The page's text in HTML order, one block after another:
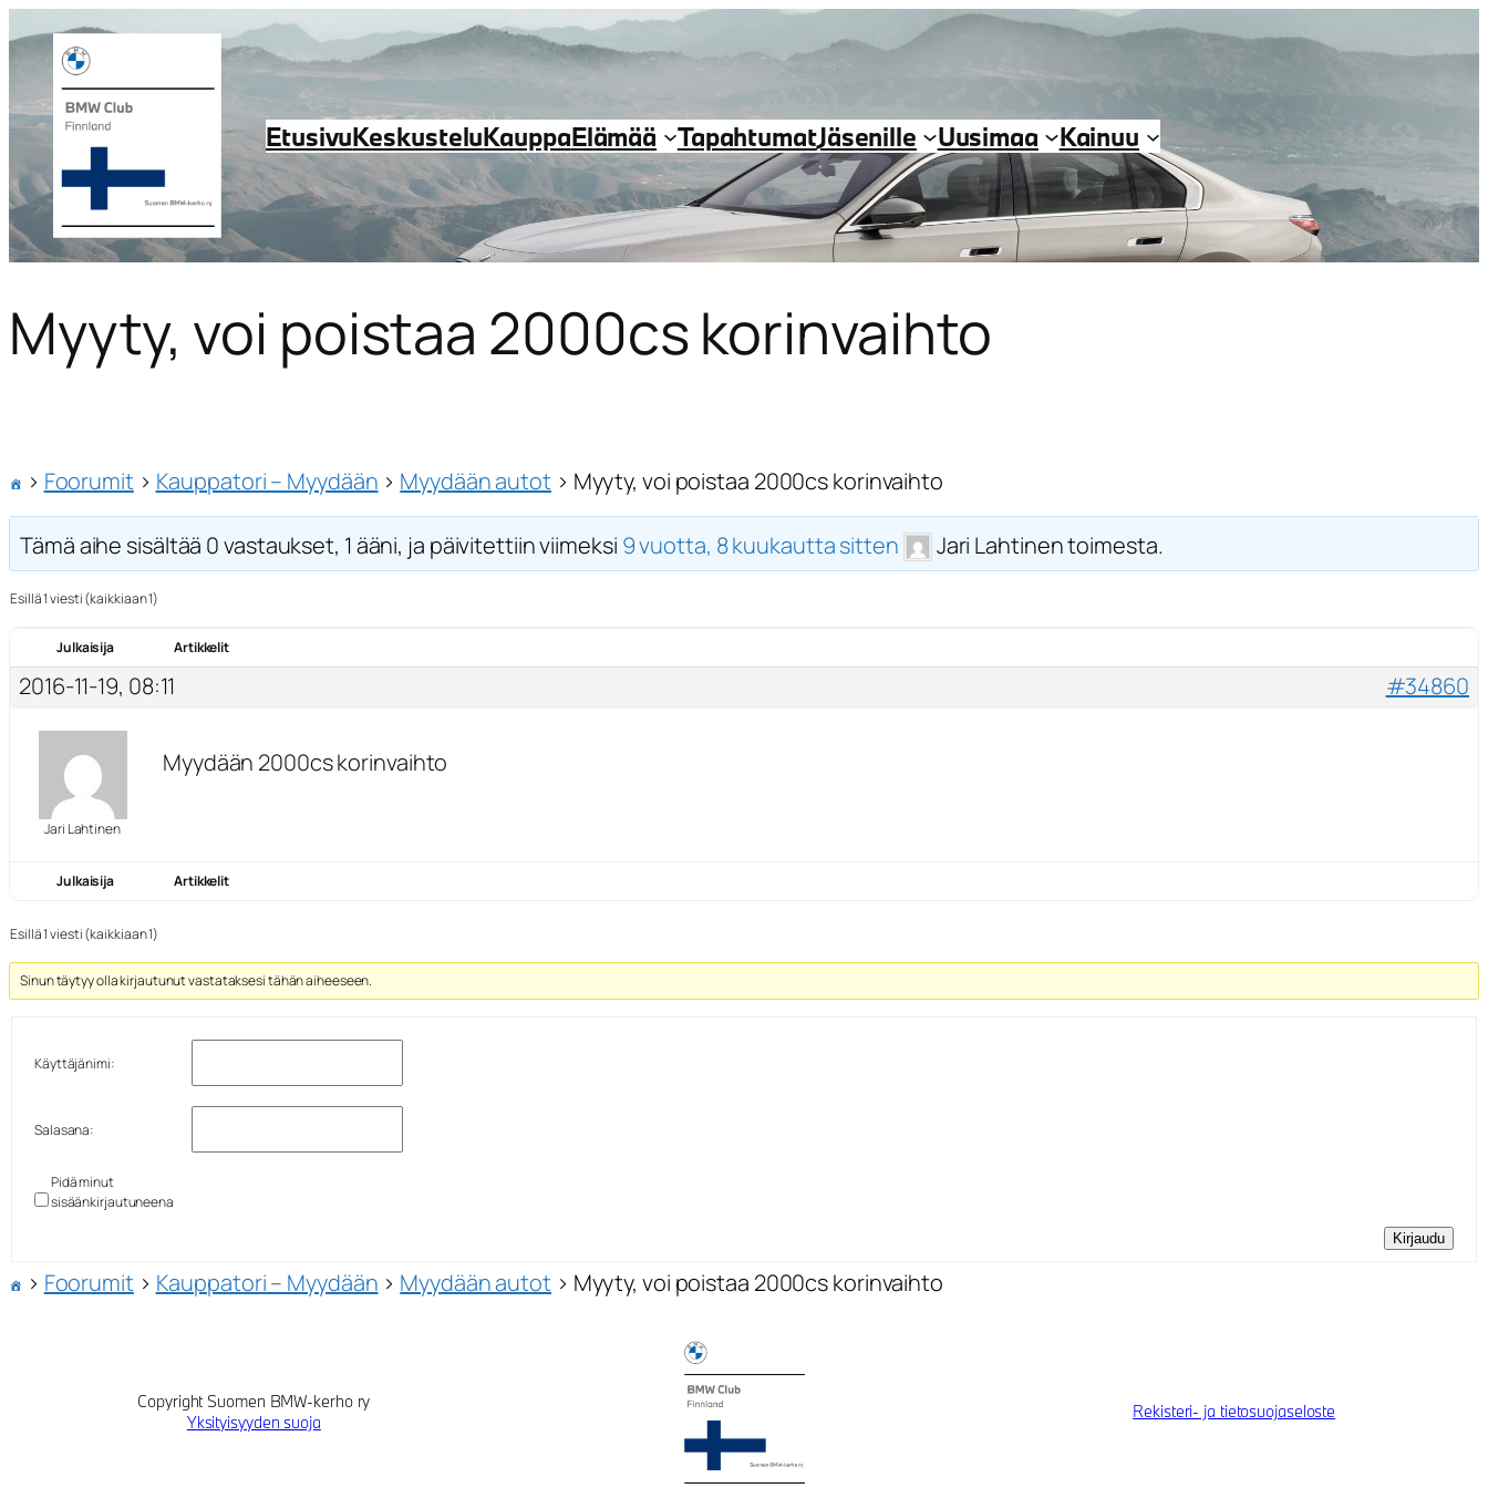
EtusivuKeskusteluKauppaElämää TapahtumatJäsenille Uusimaa Kainuu
Myyty, voi poistaa 2000cs korinvaihto
› Foorumit › Kauppatori – Myydään › Myydään autot › Myyty, voi poistaa 2000cs korinvaihto
Tämä aihe sisältää 0 vastaukset, 1 ääni, ja päivitettiin viimeksi 9 vuotta, 8 kuukautta sitten Jari Lahtinen toimesta.
Esillä 1 viesti (kaikkiaan 1)
Julkaisija Artikkelit
2016-11-19, 08:11 #34860
Jari Lahtinen
Myydään 2000cs korinvaihto
Julkaisija Artikkelit
Esillä 1 viesti (kaikkiaan 1)
Sinun täytyy olla kirjautunut vastataksesi tähän aiheeseen.
Käyttäjänimi:
Salasana:
Pidä minut
sisäänkirjautuneena
Kirjaudu
› Foorumit › Kauppatori – Myydään › Myydään autot › Myyty, voi poistaa 2000cs korinvaihto
Copyright Suomen BMW-kerho ry
Yksityisyyden suoja
Rekisteri- ja tietosuojaseloste